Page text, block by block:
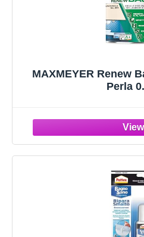
MAXMEYER Renew
Perla